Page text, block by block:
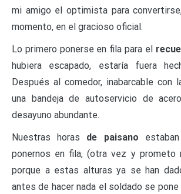
mi amigo el optimista para
momento, en el gracioso oficial.
Lo primero ponerse en fila para el
hubiera escapado, estaría fuera
Después al comedor, inabarcable con
una bandeja de autoservicio de
desayuno abundante.
Nuestras horas de paisano
ponernos en fila, (otra vez y prometo
porque a estas alturas ya se han
antes de hacer nada el soldado se pone